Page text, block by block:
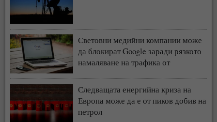
Световни медийни компании може
да блокират Google заради рязкото
намаляване на трафика от
Следващата енергийна криза на
Европа може да е от пиков добив на
петрол